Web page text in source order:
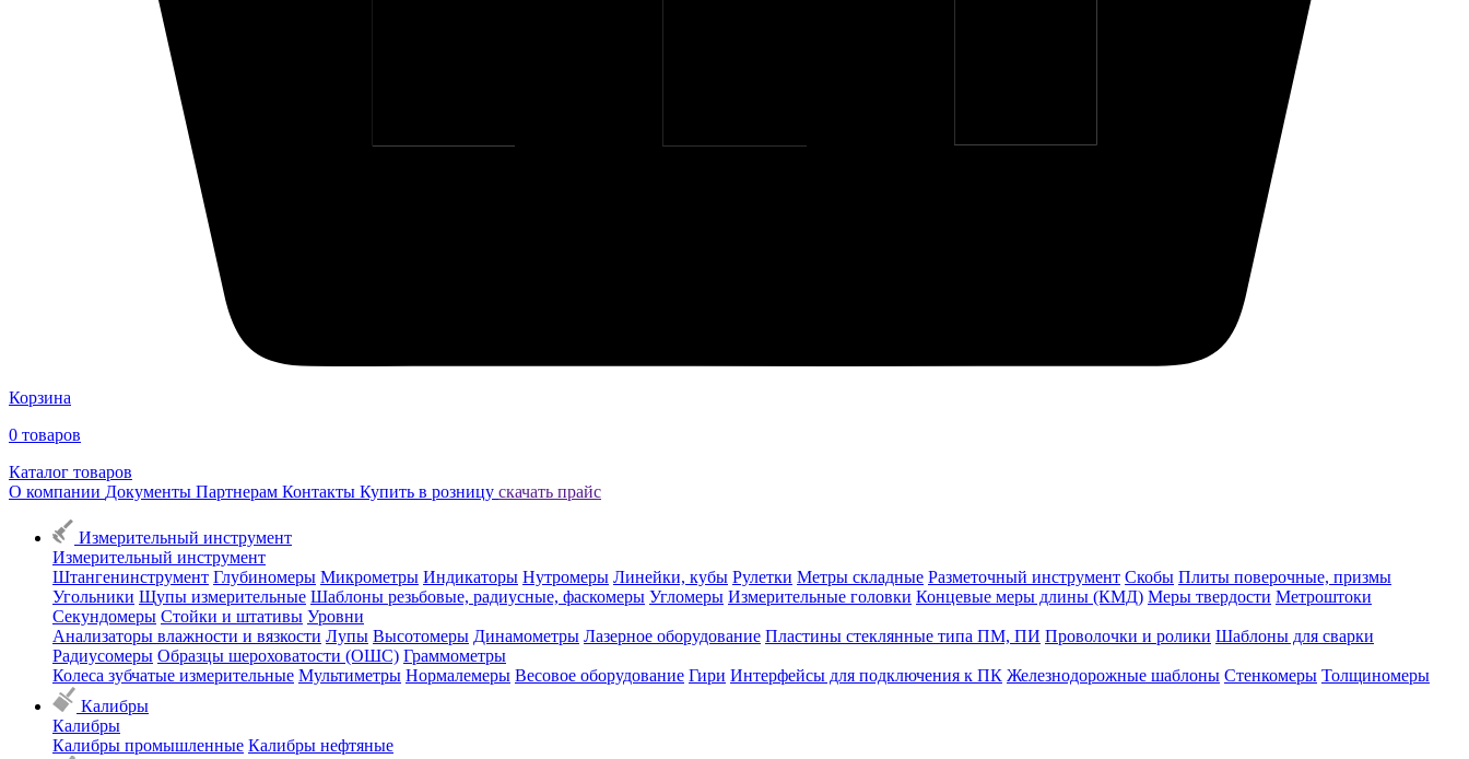
Корзина
0 товаров
Каталог товаров
О компании Документы Партнерам Контакты Купить в розницу скачать прайс
Измерительный инструмент
Измерительный инструмент
Штангенинструмент Глубиномеры Микрометры Индикаторы Нутромеры Линейки, кубы Рулетки Метры складные Разметочный инструмент Скобы Плиты поверочные, призмы
Угольники Щупы измерительные Шаблоны резьбовые, радиусные, фаскомеры Угломеры Измерительные головки Концевые меры длины (КМД) Меры твердости Метроштоки
Секундомеры Стойки и штативы Уровни
Анализаторы влажности и вязкости Лупы Высотомеры Динамометры Лазерное оборудование Пластины стеклянные типа ПМ, ПИ Проволочки и ролики Шаблоны для сварки
Радиусомеры Образцы шероховатости (ОШС) Граммометры
Колеса зубчатые измерительные Мультиметры Нормалемеры Весовое оборудование Гири Интерфейсы для подключения к ПК Железнодорожные шаблоны Стенкомеры Толщиномеры
Калибры
Калибры
Калибры промышленные Калибры нефтяные